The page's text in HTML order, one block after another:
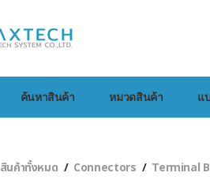
ค้นหาสินค้า หมวดสินค้า แ
สินค้าทั้งหมด Connectors Terminal